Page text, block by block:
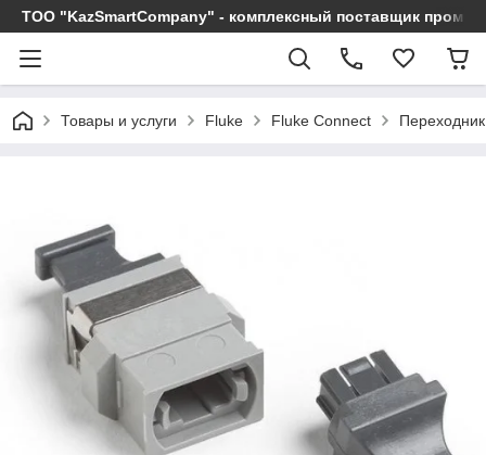
ТОО "KazSmartCompany" - комплексный поставщик
Товары и услуги Fluke Fluke Connect